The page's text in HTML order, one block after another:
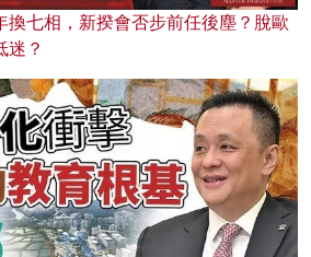
換七相，新揆會否步前任後塵？脫歐
迷？